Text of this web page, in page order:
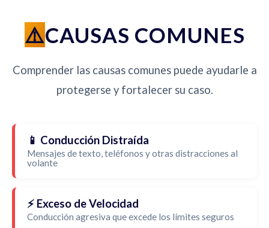
CAUSAS COMUNES
Comprender las causas comunes puede ayudarle a
protegerse y fortalecer su caso.
📱 Conducción Distraída
Mensajes de texto, teléfonos y otras distracciones al
volante
⚡ Exceso de Velocidad
Conducción agresiva que excede los límites seguros